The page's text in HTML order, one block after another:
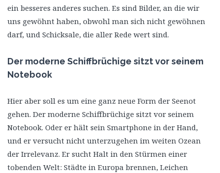
ein besseres anderes suchen. Es sind Bilder, an die wir
uns gewöhnt haben, obwohl man sich nicht gewöhnen
darf, und Schicksale, die aller Rede wert sind.
Der moderne Schiffbrüchige sitzt vor seinem
Notebook
Hier aber soll es um eine ganz neue Form der Seenot
gehen. Der moderne Schiffbrüchige sitzt vor seinem
Notebook. Oder er hält sein Smartphone in der Hand,
und er versucht nicht unterzugehen im weiten Ozean
der Irrelevanz. Er sucht Halt in den Stürmen einer
tobenden Welt: Städte in Europa brennen, Leichen